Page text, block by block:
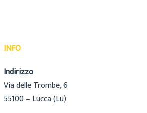
INFO
Indirizzo
Via delle Trombe, 6
55100 – Lucca (Lu)